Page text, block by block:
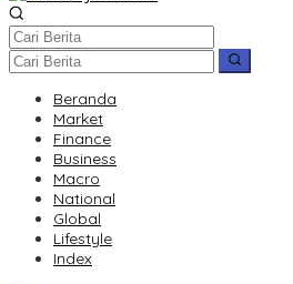
Beranda
Market
Finance
Business
Macro
National
Global
Lifestyle
Index